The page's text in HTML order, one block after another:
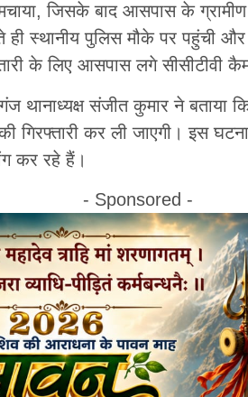
जिसके बाद आसपास के
ही स्थानीय पुलिस मौके पर पहुंची
के लिए आसपास लगे सीसीटीवी
थानाध्यक्ष संजीत कुमार ने बताया
गिरफ्तारी कर ली जाएगी। इस
कर रहे हैं।
- Sponsored -